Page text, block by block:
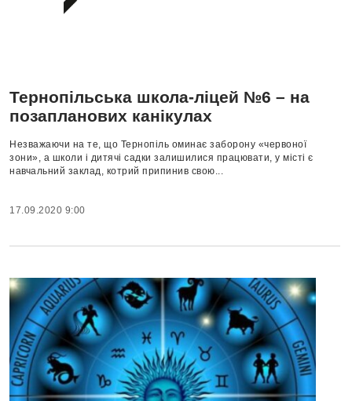
Тернопільська школа-ліцей №6 – на
позапланових канікулах
Незважаючи на те, що Тернопіль оминає заборону «червоної
зони», а школи і дитячі садки залишилися працювати, у місті є
навчальний заклад, котрий припинив свою...
17.09.2020 9:00